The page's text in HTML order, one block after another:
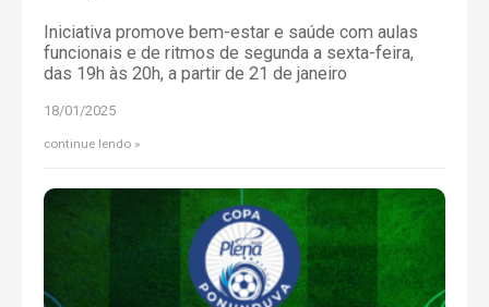
Iniciativa promove bem-estar e saúde com aulas
funcionais e de ritmos de segunda a sexta-feira,
das 19h às 20h, a partir de 21 de janeiro
18/01/2025
continue lendo